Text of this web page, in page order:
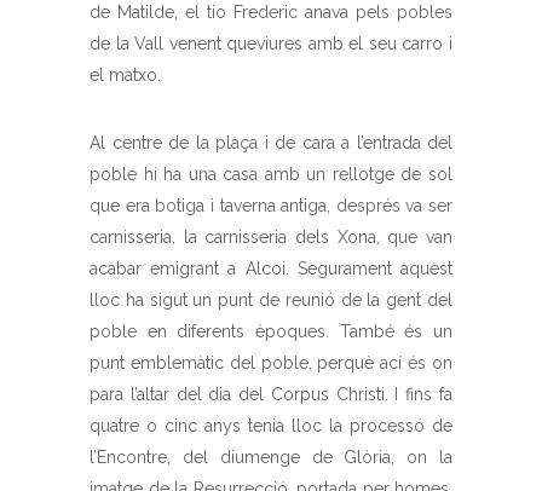
de Matilde, el tio Frederic anava pels pobles
de la Vall venent queviures amb el seu carro i
el matxo.
Al centre de la plaça i de cara a l’entrada del
poble hi ha una casa amb un rellotge de sol
que era botiga i taverna antiga, després va ser
carnisseria, la carnisseria dels Xona, que van
acabar emigrant a Alcoi. Segurament aquest
lloc ha sigut un punt de reunió de la gent del
poble en diferents èpoques. També és un
punt emblemàtic del poble, perquè ací és on
para l’altar del dia del Corpus Christi. I fins fa
quatre o cinc anys tenia lloc la processó de
l’Encontre, del diumenge de Glòria, on la